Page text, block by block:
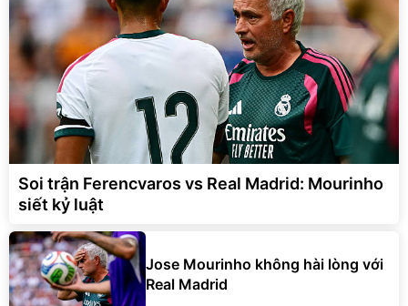
Soi trận Ferencvaros vs Real Madrid: Mourinho
siết kỷ luật
Jose Mourinho không hài lòng với
Real Madrid